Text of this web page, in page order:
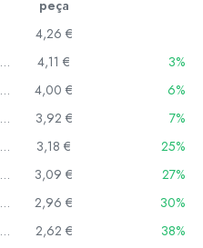
peça
4,26 €
Caixa grande (20 un.) 4,11 €
3%
Caixa grande (20 un.) 4,00 €
6%
Caixa grande (20 un.) 3,92 €
7%
Caixa grande (20 un.) 3,18 €
25%
Caixa grande (20 un.) 3,09 €
27%
Caixa grande (20 un.) 2,96 €
30%
Caixa grande (20 un.) 2,62 € 38%